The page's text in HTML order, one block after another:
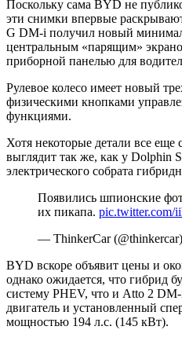
Поскольку сама BYD не
эти снимки впервые
G DM-i получил новый
центральным «парящим»
приборной панелью для
Рулевое колесо имеет новый
физическими кнопками
функциями.
Хотя некоторые детали все
выглядит так же, как у Dolphin
электрического собрата
Появились шпионские
их пикапа. pic.twitter.com/
— ThinkerCar (@thinkercar)
BYD вскоре объявит цены и
однако ожидается, что гибрид
систему PHEV, что и Atto 2
двигатель и установленный
мощностью 194 л.с. (145 кВт).